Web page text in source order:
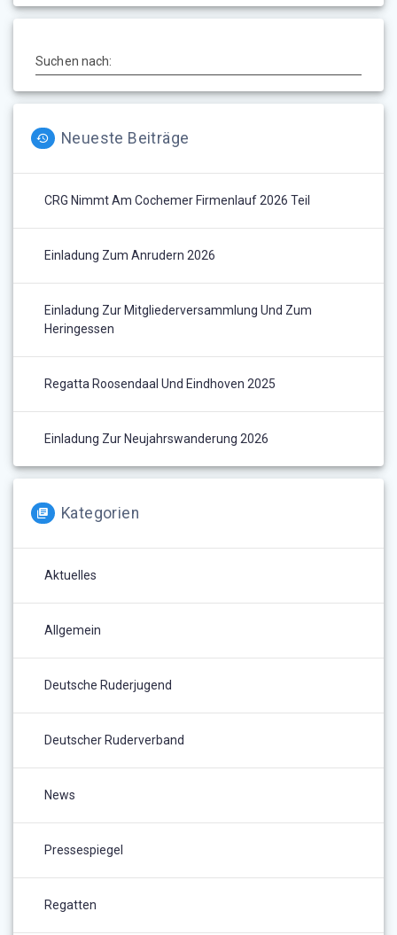
Suchen nach:
Neueste Beiträge
CRG Nimmt Am Cochemer Firmenlauf 2026 Teil
Einladung Zum Anrudern 2026
Einladung Zur Mitgliederversammlung Und Zum
Heringessen
Regatta Roosendaal Und Eindhoven 2025
Einladung Zur Neujahrswanderung 2026
Kategorien
Aktuelles
Allgemein
Deutsche Ruderjugend
Deutscher Ruderverband
News
Pressespiegel
Regatten